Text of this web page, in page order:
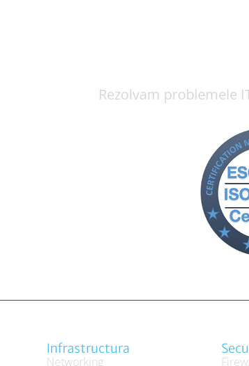
Rezolvam problemele
Infrastructura
Networking